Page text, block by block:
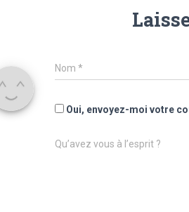
Nom *
Oui, envoyez-moi votre
Qu’avez vous à l’esprit ?